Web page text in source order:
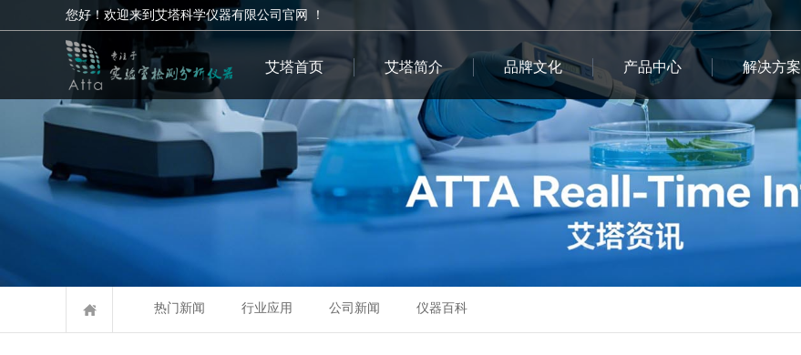
您好！欢迎来到艾塔科学仪器有限公司官网 ！
艾塔首页 艾塔简介 品牌文化 产品中心 解决方案
热门新闻 行业应用 公司新闻 仪器百科